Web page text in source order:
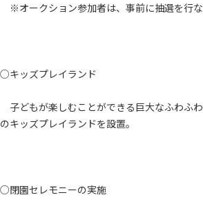
※オークション参加者は、事前に抽選を行
○キッズプレイランド
子どもが楽しむことができる巨大なふわふ
のキッズプレイランドを設置。
○閉園セレモニーの実施